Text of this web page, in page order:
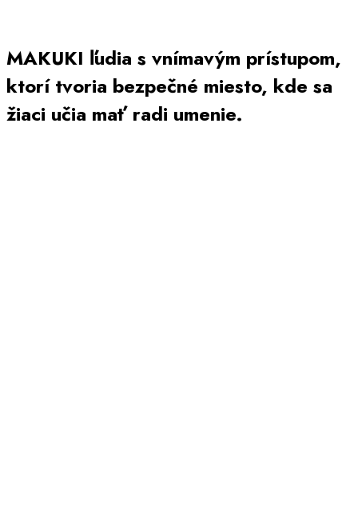
MAKUKI ľudia s vnímavým prístupom,
ktorí tvoria bezpečné miesto, kde sa
žiaci učia mať radi umenie.